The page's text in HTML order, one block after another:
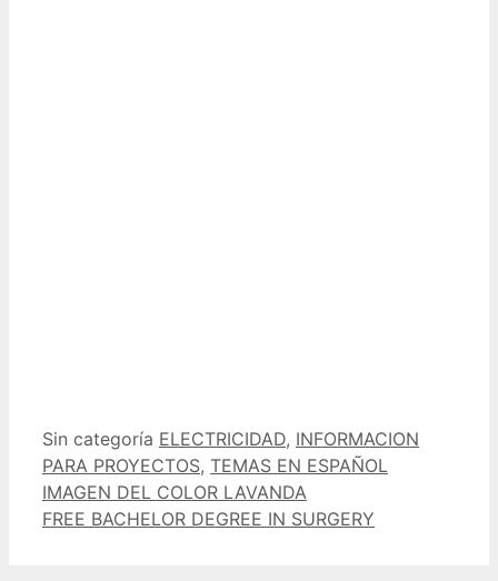
Categorías
Sin categoría Etiquetas
ELECTRICIDAD, INFORMACION
PARA PROYECTOS, TEMAS EN ESPAÑOL
IMAGEN DEL COLOR LAVANDA
FREE BACHELOR DEGREE IN SURGERY